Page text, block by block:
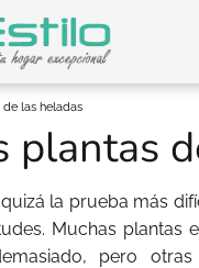
las heladas
plantas
la prueba más
Muchas plantas
pero